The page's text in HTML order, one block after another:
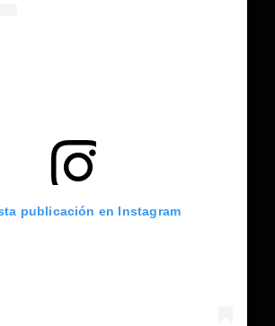
publicación en Instagram